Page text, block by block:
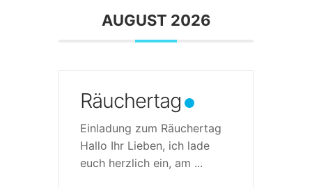
AUGUST 2026
Räuchertag
Einladung zum Räuchertag
Hallo Ihr Lieben, ich lade
euch herzlich ein, am ...